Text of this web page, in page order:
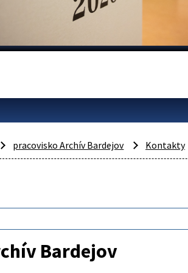
pracovisko Archív Bardejov Kontakty
Bardejov